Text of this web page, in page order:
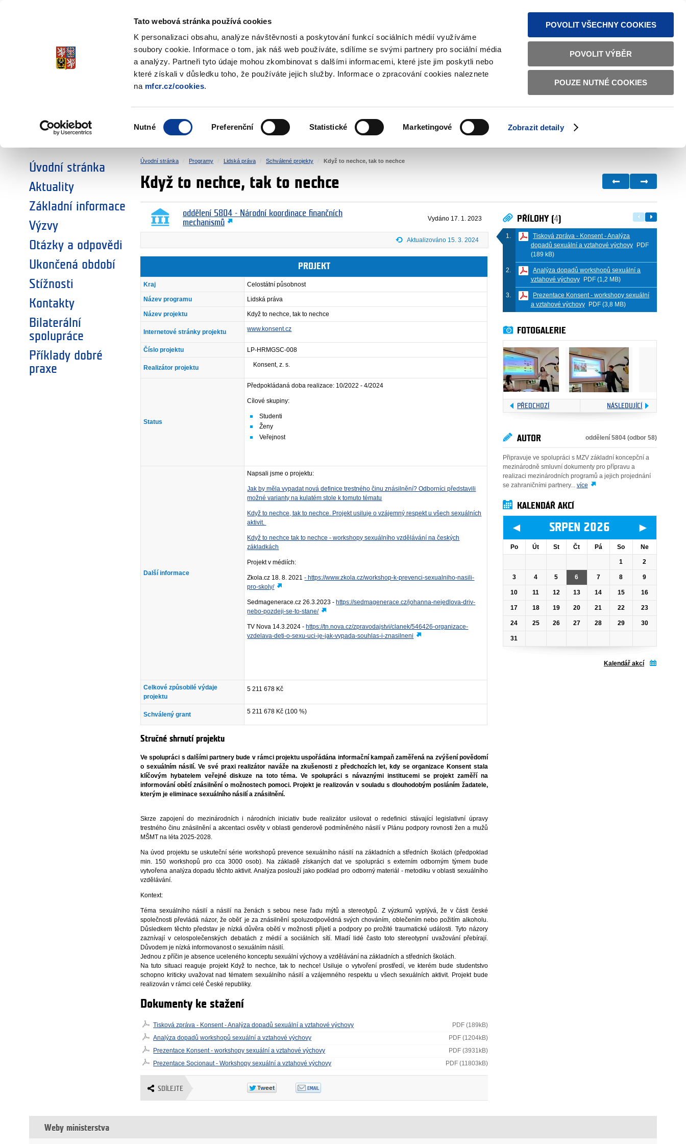
Tato webová stránka používá cookies
K personalizaci obsahu, analýze návštěvnosti a poskytování funkcí sociálních médií využíváme
soubory cookie. Informace o tom, jak náš web používáte, sdílíme se svými partnery pro sociální média
a analýzy. Partneři tyto údaje mohou zkombinovat s dalšími informacemi, které jste jim poskytli nebo
které získali v důsledku toho, že používáte jejich služby. Informace o zpracování cookies naleznete
na mfcr.cz/cookies.
souhlasu
Nutné Preferenční Statistické Marketingové Zobrazit detaily
POVOLIT VŠECHNY COOKIES
POVOLIT VÝBĚR
POUZE NUTNÉ COOKIES
TEXTOVÁ VERZE ČESKY ENGLISH
Fondy EHP a Norska
ZVOLTE SI OBLAST:
SOCIÁLNÍ DIALOG ŽIVOTNÍ PROSTŘEDÍ LIDSKÁ PRÁVA SPRAVEDLNOST VNITŘNÍ VĚCI BILATERÁLNÍ SPOLUPRÁCE
Úvodní stránka
Aktuality
Základní informace
Výzvy
Otázky a odpovědi
Ukončená období
Stížnosti
Kontakty
Bilaterální
spolupráce
Příklady dobré
praxe
Úvodní stránka Programy Lidská práva Schválené projekty Když to nechce, tak to nechce
Když to nechce, tak to nechce
oddělení 5804 - Národní koordinace finančních
mechanismů
Vydáno 17. 1. 2023
Aktualizováno 15. 3. 2024
PROJEKT
Kraj Celostátní působnost
Název programu Lidská práva
Název projektu Když to nechce, tak to nechce
Internetové stránky projektu www.konsent.cz
Číslo projektu LP-HRMGSC-008
Realizátor projektu Konsent, z. s.
Status
Předpokládaná doba realizace: 10/2022 - 4/2024
Cílové skupiny:
Studenti
Ženy
Veřejnost
Další informace
Napsali jsme o projektu:
Jak by měla vypadat nová definice trestného činu znásilnění? Odborníci představili
možné varianty na kulatém stole k tomuto tématu
Když to nechce, tak to nechce. Projekt usiluje o vzájemný respekt u všech sexuálních
aktivit.
Když to nechce tak to nechce - workshopy sexuálního vzdělávání na českých
základkách
Projekt v médiích:
Zkola.cz 18. 8. 2021- https://www.zkola.cz/workshop-k-prevenci-sexualniho-nasili-
pro-skoly/
Sedmagenerace.cz 26.3.2023 - https://sedmagenerace.cz/johanna-nejedlova-driv-
nebo-pozdeji-se-to-stane/
TV Nova 14.3.2024 - https://tn.nova.cz/zpravodajstvi/clanek/546426-organizace-
vzdelava-deti-o-sexu-uci-je-jak-vypada-souhlas-i-znasilneni
Celkové způsobilé výdaje
projektu
5 211 678 Kč
Schválený grant 5 211 678 Kč (100 %)
Stručné shrnutí projektu
Ve spolupráci s dalšími partnery bude v rámci projektu uspořádána informační kampaň zaměřená na zvýšení povědomí
o sexuálním násilí. Ve své praxi realizátor naváže na zkušenosti z předchozích let, kdy se organizace Konsent stala
klíčovým hybatelem veřejné diskuze na toto téma. Ve spolupráci s návaznými institucemi se projekt zaměří na
informování obětí znásilnění o možnostech pomoci. Projekt je realizován v souladu s dlouhodobým posláním žadatele,
kterým je eliminace sexuálního násilí a znásilnění.
Skrze zapojení do mezinárodních i národních iniciativ bude realizátor usilovat o redefinici stávající legislativní úpravy
trestného činu znásilnění a akcentaci osvěty v oblasti genderově podmíněného násilí v Plánu podpory rovnosti žen a mužů
MŠMT na léta 2025-2028.
Na úvod projektu se uskuteční série workshopů prevence sexuálního násilí na základních a středních školách (předpoklad
min. 150 workshopů pro cca 3000 osob). Na základě získaných dat ve spolupráci s externím odborným týmem bude
vytvořena analýza dopadu těchto aktivit. Analýza poslouží jako podklad pro odborný materiál - metodiku v oblasti sexuálního
vzdělávání.
Kontext:
Téma sexuálního násilí a násilí na ženách s sebou nese řadu mýtů a stereotypů. Z výzkumů vyplývá, že v části české
společnosti převládá názor, že oběť je za znásilnění spoluzodpovědná svých chováním, oblečením nebo požitím alkoholu.
Důsledkem těchto představ je nízká důvěra obětí v možnosti přijetí a podpory po prožité traumatické události. Tyto názory
zaznívají v celospolečenských debatách z médií a sociálních sítí. Mladí lidé často toto stereotypní uvažování přebírají.
Důvodem je nízká informovanost o sexuálním násilí.
Jednou z příčin je absence uceleného konceptu sexuální výchovy a vzdělávání na základních a středních školách.
Na tuto situaci reaguje projekt Když to nechce, tak to nechce! Usiluje o vytvoření prostředí, ve kterém bude studentstvo
schopno kriticky uvažovat nad tématem sexuálního násilí a vzájemného respektu u všech sexuálních aktivit. Projekt bude
realizován v rámci celé České republiky.
Dokumenty ke stažení
Tisková zpráva - Konsent - Analýza dopadů sexuální a vztahové výchovy
PDF (189kB)
Analýza dopadů workshopů sexuální a vztahové výchovy
PDF (1204kB)
Prezentace Konsent - workshopy sexuální a vztahové výchovy
PDF (3931kB)
Prezentace Socionaut - Workshopy sexuální a vztahové výchovy
PDF (11803kB)
SDÍLEJTE
PŘÍLOHY (4)
Tisková zpráva - Konsent - Analýza
dopadů sexuální a vztahové výchovy
PDF
(189 kB)
Analýza dopadů workshopů sexuální a
vztahové výchovy
PDF (1,2 MB)
Prezentace Konsent - workshopy sexuální
a vztahové výchovy
PDF (3,8 MB)
FOTOGALERIE
PŘEDCHOZÍ NÁSLEDUJÍCÍ
AUTOR oddělení 5804 (odbor 58)
Připravuje ve spolupráci s MZV základní koncepční a
mezinárodně smluvní dokumenty pro přípravu a
realizaci mezinárodních programů a jejich projednání
se zahraničními partnery... více
KALENDÁŘ AKCÍ
◄ SRPEN 2026 ►
Po Út St Čt Pá So Ne
1 2
3 4 5 6 7 8 9
10 11 12 13 14 15 16
17 18 19 20 21 22 23
24 25 26 27 28 29 30
31
Kalendář akcí
Weby ministerstva